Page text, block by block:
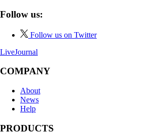
Follow us:
Follow us on Twitter
LiveJournal
COMPANY
About
News
Help
PRODUCTS